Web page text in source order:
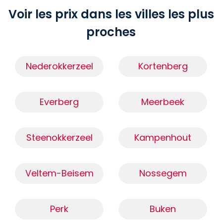
Voir les prix dans les villes les plus
proches
Nederokkerzeel Kortenberg
Everberg Meerbeek
Steenokkerzeel Kampenhout
Veltem-Beisem Nossegem
Perk Buken